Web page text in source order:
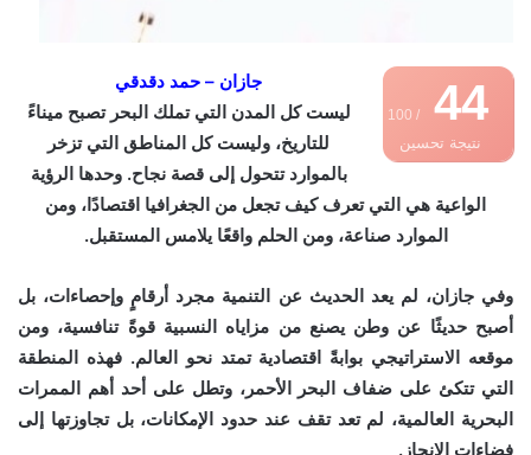
44
/ 100
نتيجة تحسين
جازان – حمد دقدقي
ليست كل المدن التي تملك البحر تصبح ميناءً
للتاريخ، وليست كل المناطق التي تزخر
بالموارد تتحول إلى قصة نجاح. وحدها الرؤية
الواعية هي التي تعرف كيف تجعل من الجغرافيا اقتصادًا، ومن
الموارد صناعة، ومن الحلم واقعًا يلامس المستقبل.
وفي جازان، لم يعد الحديث عن التنمية مجرد أرقامٍ وإحصاءات، بل
أصبح حديثًا عن وطن يصنع من مزاياه النسبية قوةً تنافسية، ومن
موقعه الاستراتيجي بوابةً اقتصادية تمتد نحو العالم. فهذه المنطقة
التي تتكئ على ضفاف البحر الأحمر، وتطل على أحد أهم الممرات
البحرية العالمية، لم تعد تقف عند حدود الإمكانات، بل تجاوزتها إلى
فضاءات الإنجاز.